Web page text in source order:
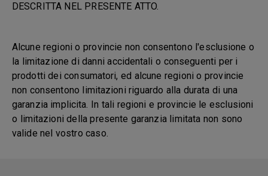
DESCRITTA NEL PRESENTE ATTO.
Alcune regioni o provincie non consentono l'esclusione o
la limitazione di danni accidentali o conseguenti per i
prodotti dei consumatori, ed alcune regioni o provincie
non consentono limitazioni riguardo alla durata di una
garanzia implicita. In tali regioni e provincie le esclusioni
o limitazioni della presente garanzia limitata non sono
valide nel vostro caso.